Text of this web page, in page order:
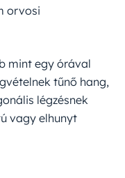
orvosi
mint egy órával
tűnő hang,
légzésnek
vagy elhunyt